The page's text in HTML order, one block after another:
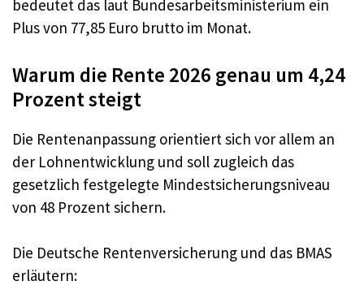
bedeutet das laut Bundesarbeitsministerium ein
Plus von 77,85 Euro brutto im Monat.
Warum die Rente 2026 genau um 4,24
Prozent steigt
Die Rentenanpassung orientiert sich vor allem an
der Lohnentwicklung und soll zugleich das
gesetzlich festgelegte Mindestsicherungsniveau
von 48 Prozent sichern.
Die Deutsche Rentenversicherung und das BMAS
erläutern: